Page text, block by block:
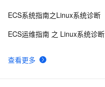
查看更多
ECS系统指南之Linux系统诊断
ECS运维指南 之 Linux系统诊断